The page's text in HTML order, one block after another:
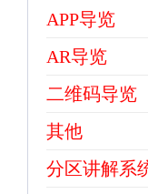
APP导览
AR导览
二维码导览
其他
分区讲解系